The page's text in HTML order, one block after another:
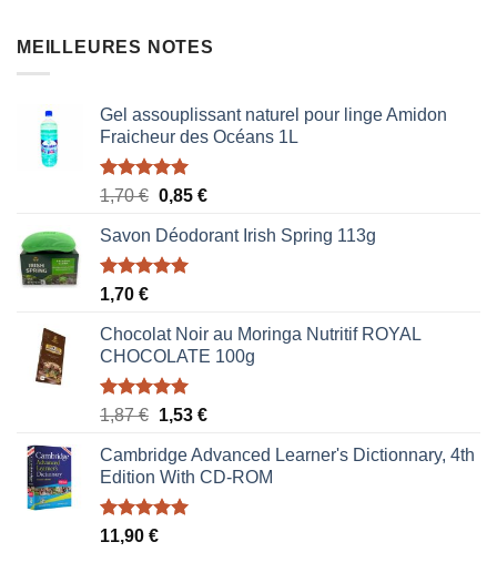
MEILLEURES NOTES
Gel assouplissant naturel pour linge Amidon
Fraicheur des Océans 1L
Note5.00
1,70€ Le
initial
était :
0,85 €Le
actuel
Savon Déodorant Irish Spring 113g
Note5.00
1,70 €
Chocolat Noir au Moringa Nutritif ROYAL
CHOCOLATE 100g
Note5.00
1,87€ Le
initial
était :
1,87 €.
1,53 €Le
actuel
est :
Cambridge Advanced Learner's Dictionnary, 4th
Edition With CD-ROM
Note5.00
11,90 €